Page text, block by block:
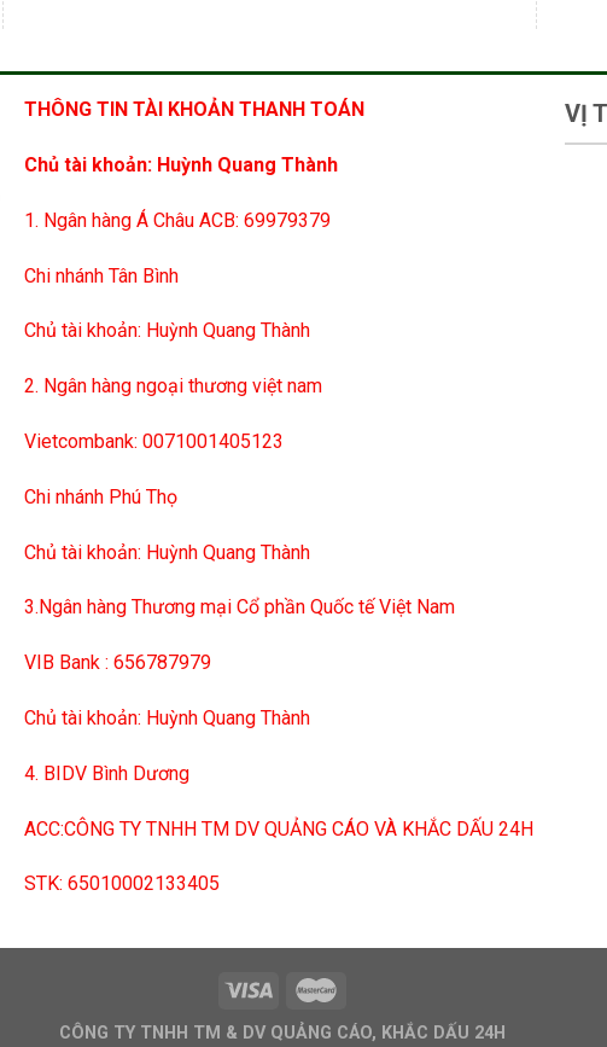
THÔNG TIN TÀI KHOẢN THANH TOÁN
Chủ tài khoản: Huỳnh Quang Thành
1. Ngân hàng Á Châu ACB: 69979379
Chi nhánh Tân Bình
Chủ tài khoản: Huỳnh Quang Thành
2. Ngân hàng ngoại thương việt nam
Vietcombank: 0071001405123
Chi nhánh Phú Thọ
Chủ tài khoản: Huỳnh Quang Thành
3.Ngân hàng Thương mại Cổ phần Quốc tế Việt Nam
VIB Bank : 656787979
Chủ tài khoản: Huỳnh Quang Thành
4. BIDV Bình Dương
ACC:CÔNG TY TNHH TM DV QUẢNG CÁO VÀ KHẮC DẤU 24H
STK: 65010002133405
VỊ
CÔNG TY TNHH TM & DV QUẢNG CÁO, KHẮC DẤU 24H